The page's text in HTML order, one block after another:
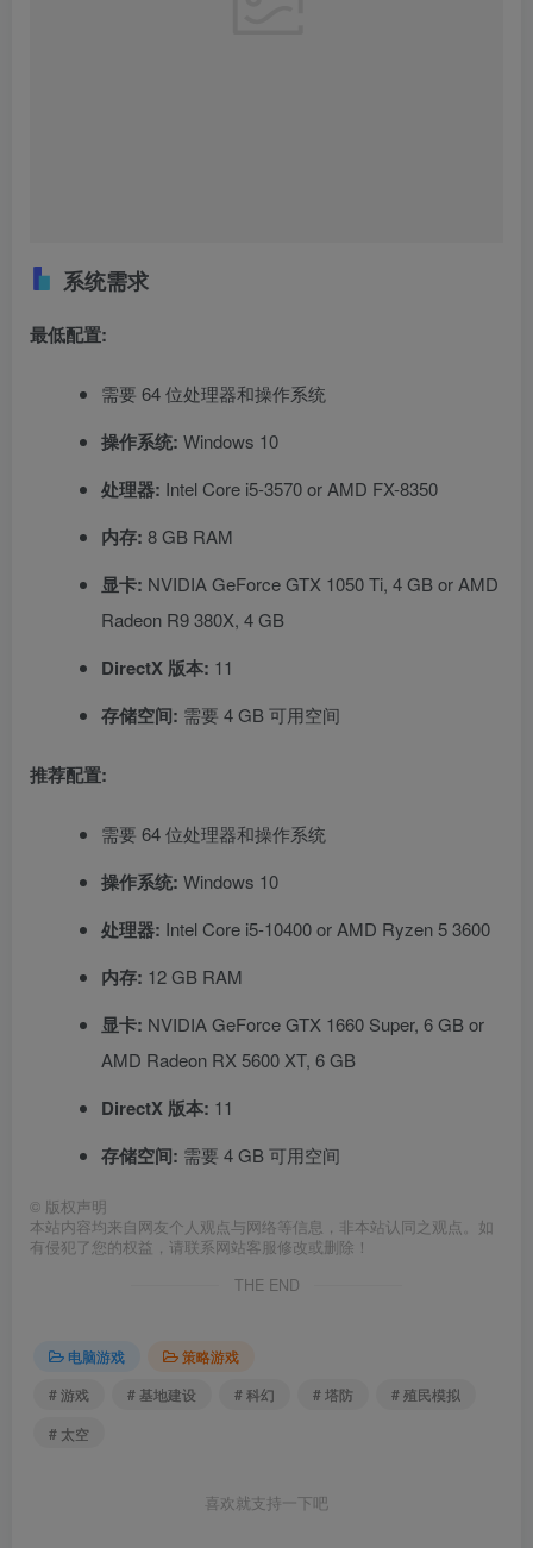
系统需求
最低配置:
需要 64 位处理器和操作系统
操作系统: Windows 10
处理器: Intel Core i5-3570 or AMD FX-8350
内存: 8 GB RAM
显卡: NVIDIA GeForce GTX 1050 Ti, 4 GB or AMD
Radeon R9 380X, 4 GB
DirectX 版本: 11
存储空间: 需要 4 GB 可用空间
推荐配置:
需要 64 位处理器和操作系统
操作系统: Windows 10
处理器: Intel Core i5-10400 or AMD Ryzen 5 3600
内存: 12 GB RAM
显卡: NVIDIA GeForce GTX 1660 Super, 6 GB or
AMD Radeon RX 5600 XT, 6 GB
DirectX 版本: 11
存储空间: 需要 4 GB 可用空间
© 版权声明
本站内容均来自网友个人观点与网络等信息，非本站认同之观点。如
有侵犯了您的权益，请联系网站客服修改或删除！
THE END
电脑游戏
策略游戏
# 游戏
# 基地建设 # 科幻 # 塔防
# 殖民模拟
# 太空
喜欢就支持一下吧